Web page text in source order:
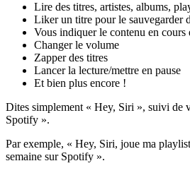
Lire des titres, artistes, albums,
Liker un titre pour le sauvegarder
Vous indiquer le contenu en cours
Changer le volume
Zapper des titres
Lancer la lecture/mettre en pause
Et bien plus encore !
Dites simplement « Hey, Siri », suivi de
Spotify ».
Par exemple, « Hey, Siri, joue ma
semaine sur Spotify ».